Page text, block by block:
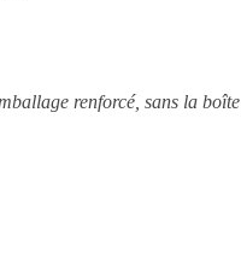
renforcé, sans la boîte